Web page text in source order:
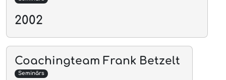
2002
Coachingteam Frank Betzelt
Seminārs